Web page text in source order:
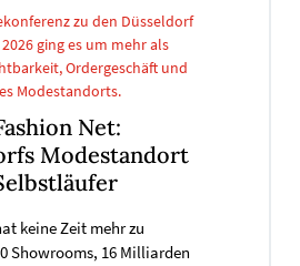
zu den Düsseldorf
ging es um mehr als
Ordergeschäft und
Modestandorts.
Net:
Modestandort
keine Zeit mehr zu
Showrooms, 16 Milliarden